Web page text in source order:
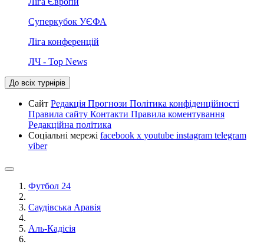
Суперкубок УЄФА
Ліга конференцій
ЛЧ - Top News
До всіх турнірів
Сайт Редакція Прогнози Політика конфіденційності
Правила сайту Контакти Правила коментування
Редакційна політика
Соціальні мережі facebook x youtube instagram telegram
viber
Футбол 24
Саудівська Аравія
Аль-Кадісія